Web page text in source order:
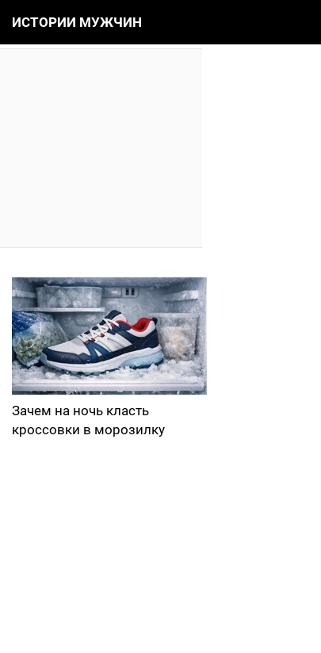
ИСТОРИИ МУЖЧИН
Зачем на ночь класть
кроссовки в морозилку